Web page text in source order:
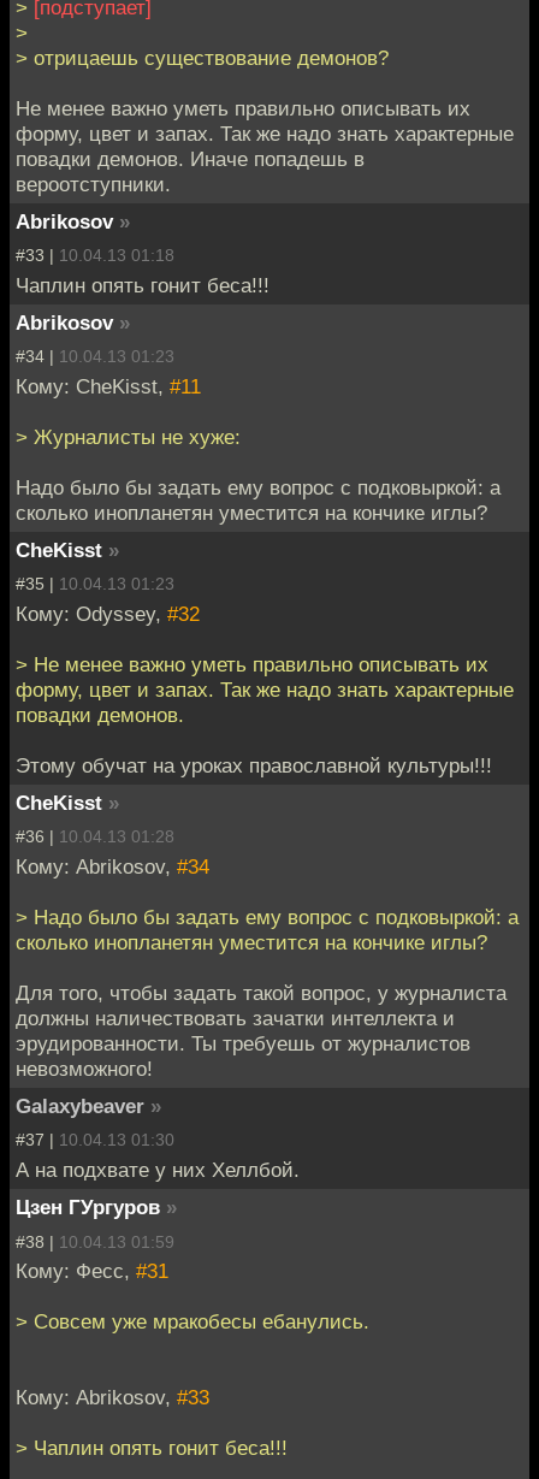
> [подступает]
>
> отрицаешь существование демонов?
Не менее важно уметь правильно описывать их
форму, цвет и запах. Так же надо знать характерные
повадки демонов. Иначе попадешь в
вероотступники.
Abrikosov »
#33 | 10.04.13 01:18
Чаплин опять гонит беса!!!
Abrikosov »
#34 | 10.04.13 01:23
Кому: CheKisst, #11
> Журналисты не хуже:
Надо было бы задать ему вопрос с подковыркой: а
сколько инопланетян уместится на кончике иглы?
CheKisst »
#35 | 10.04.13 01:23
Кому: Odyssey, #32
> Не менее важно уметь правильно описывать их
форму, цвет и запах. Так же надо знать характерные
повадки демонов.
Этому обучат на уроках православной культуры!!!
CheKisst »
#36 | 10.04.13 01:28
Кому: Abrikosov, #34
> Надо было бы задать ему вопрос с подковыркой: а
сколько инопланетян уместится на кончике иглы?
Для того, чтобы задать такой вопрос, у журналиста
должны наличествовать зачатки интеллекта и
эрудированности. Ты требуешь от журналистов
невозможного!
Galaxybeaver »
#37 | 10.04.13 01:30
А на подхвате у них Хеллбой.
Цзен ГУргуров »
#38 | 10.04.13 01:59
Кому: Фесс, #31
> Совсем уже мракобесы ебанулись.
Кому: Abrikosov, #33
> Чаплин опять гонит беса!!!